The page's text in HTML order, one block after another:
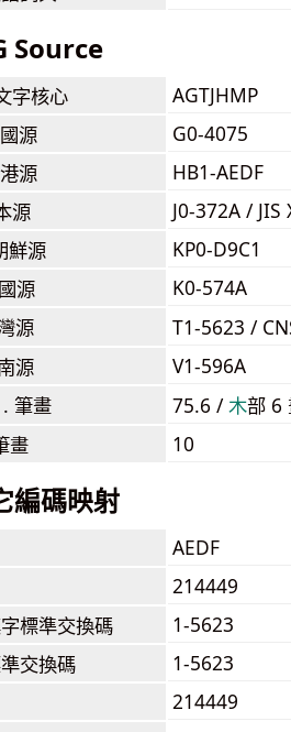
Source
字核心
AGTJHMP
源
G0-4075
源
HB1-AEDF
源
J0-372A /
鮮源
KP0-D9C1
源
K0-574A
源
T1-5623 /
源
V1-596A
筆畫 75.6 /⽊部 6
畫 10
碼映射
AEDF
214449
標準交換碼
1-5623
交換碼
1-5623
214449